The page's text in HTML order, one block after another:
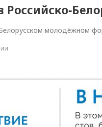
Российско-
молодёжном